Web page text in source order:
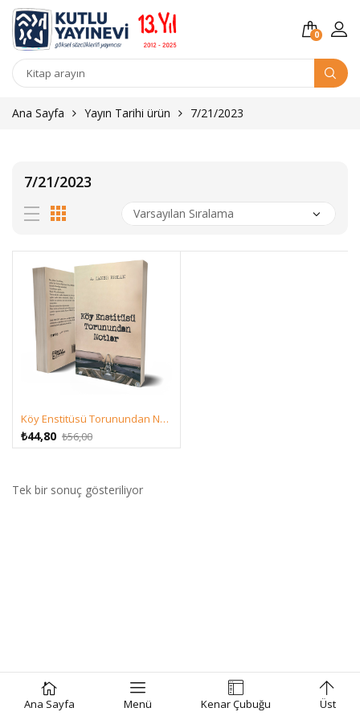
0
Kitap
Ana Sayfa Menü Kenar Çubuğu Üst
Ana Sayfa Yayın Tarihi ürün 7/21/2023
7/21/2023
Köy Enstitüsü Torunundan Notlar – A. Caner Erkan
₺56,00Orijinal
fiyat:
₺44,80
Şu
andaki
₺44,80.
Tek bir sonuç gösteriliyor